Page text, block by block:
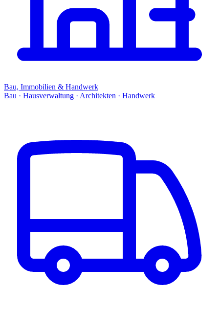
Bau, Immobilien & Handwerk
Bau · Hausverwaltung · Architekten · Handwerk